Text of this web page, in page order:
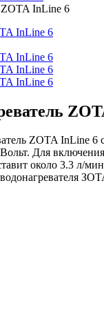
ZOTA InLine 6
ZOTA InLine
Для
около 3.3 л/